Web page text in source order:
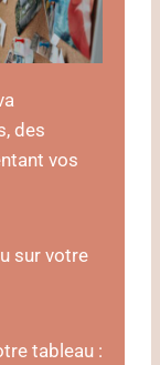
des
vos
sur votre
tableau :